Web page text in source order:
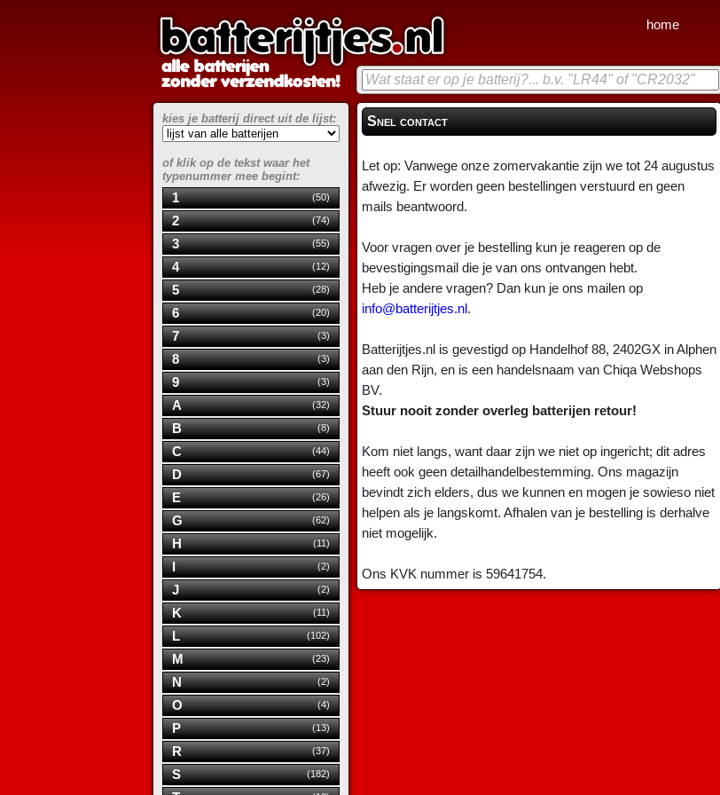
Snel contact
Let op: Vanwege onze zomervakantie zijn we tot 24 augustus
afwezig. Er worden geen bestellingen verstuurd en geen
mails beantwoord.
Voor vragen over je bestelling kun je reageren op de
bevestigingsmail die je van ons ontvangen hebt.
Heb je andere vragen? Dan kun je ons mailen op
info@batterijtjes.nl .
Batterijtjes.nl is gevestigd op Handelhof 88, 2402GX in Alphen
aan den Rijn, en is een handelsnaam van Chiqa Webshops
BV.
Stuur nooit zonder overleg batterijen retour!
Kom niet langs, want daar zijn we niet op ingericht; dit adres
heeft ook geen detailhandelbestemming. Ons magazijn
bevindt zich elders, dus we kunnen en mogen je sowieso niet
helpen als je langskomt. Afhalen van je bestelling is derhalve
niet mogelijk.
Ons KVK nummer is 59641754.
kies je batterij direct uit de lijst:
of klik op de tekst waar het
typenummer mee begint:
1 (50)
2 (74)
3 (55)
4 (12)
5 (28)
6 (20)
7 (3)
8 (3)
9 (3)
A (32)
B (8)
C (44)
D (67)
E (26)
G (62)
H (11)
I (2)
J (2)
K (11)
L (102)
M (23)
N (2)
O (4)
P (13)
R (37)
S (182)
home